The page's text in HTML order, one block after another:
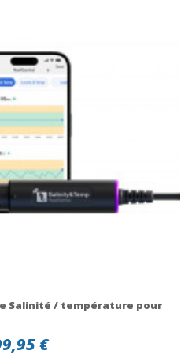
Salinité / température pour
€